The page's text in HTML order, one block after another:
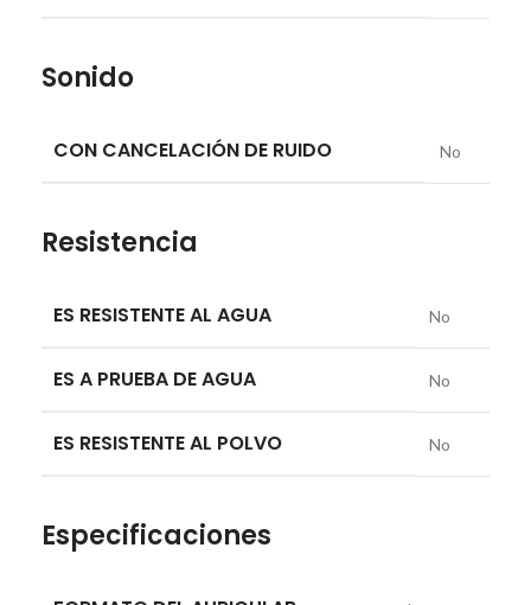
Sonido
CON CANCELACIÓN DE RUIDO No
Resistencia
ES RESISTENTE AL AGUA No
ES A PRUEBA DE AGUA No
ES RESISTENTE AL POLVO No
Especificaciones